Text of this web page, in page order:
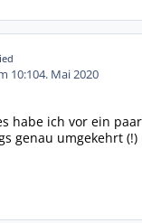
10:104. Mai 2020
habe ich vor ein
genau umgekehrt (!)